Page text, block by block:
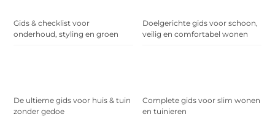
Gids & checklist voor
onderhoud, styling en groen
Doelgerichte gids voor schoon,
veilig en comfortabel wonen
De ultieme gids voor huis & tuin
zonder gedoe
Complete gids voor slim wonen
en tuinieren